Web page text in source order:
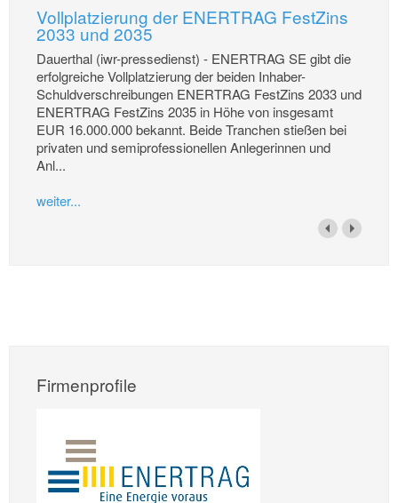
Vollplatzierung der ENERTRAG FestZins
2033 und 2035
Dauerthal (iwr-pressedienst) - ENERTRAG SE gibt die
erfolgreiche Vollplatzierung der beiden Inhaber-
Schuldverschreibungen ENERTRAG FestZins 2033 und
ENERTRAG FestZins 2035 in Höhe von insgesamt
EUR 16.000.000 bekannt. Beide Tranchen stießen bei
privaten und semiprofessionellen Anlegerinnen und
Anl...
weiter...
Firmenprofile